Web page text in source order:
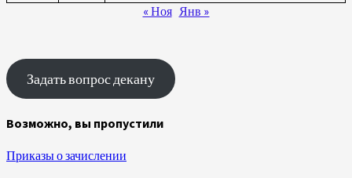
« Ноя Янв »
Задать вопрос декану
Возможно, вы пропустили
Приказы о зачислении